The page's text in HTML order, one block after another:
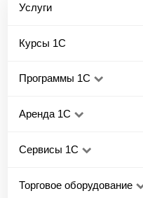
Услуги
Курсы 1С
Программы 1С
Аренда 1С
Сервисы 1С
Торговое оборудование